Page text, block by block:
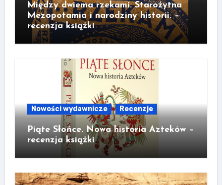
Między dwiema rzekami. Starożytna
Mezopotamia i narodziny historii. –
recenzja książki
Nowości wydawnicze Recenzje
Piąte Słońce. Nowa historia Azteków –
recenzja książki